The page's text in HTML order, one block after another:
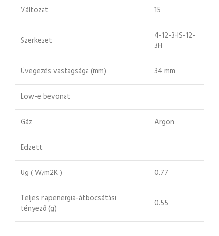
Változat 15
Szerkezet
4-12-3HS-12-
3H
Üvegezés vastagsága (mm) 34 mm
Low-e bevonat
Gáz Argon
Edzett
Ug ( W/m2K ) 0.77
Teljes napenergia-átbocsátási
tényező (g)
0.55